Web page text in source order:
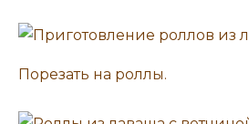
Порезать на роллы.